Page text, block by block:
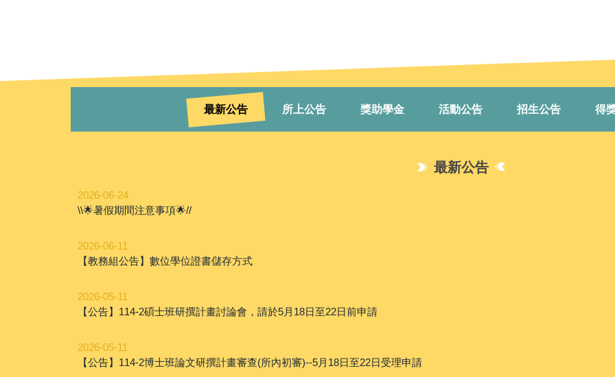
最新公告 所上公告 獎助學金 活動公告 招生公告 得
最新公告
2026-06-24
\\🌟暑假期間注意事項🌟//
2026-06-11
【教務組公告】數位學位證書儲存方式
2026-05-11
【公告】114-2碩士班研撰計畫討論會，請於5月18日至22日前申請
2026-05-11
【公告】114-2博士班論文研撰計畫審查(所內初審)--5月18日至22日受理申請